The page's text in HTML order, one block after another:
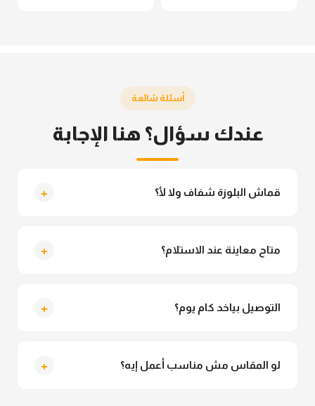
أسئلة شائعة
عندك سؤال؟ هنا الإجابة
قماش البلوزة شفاف ولا لأ؟ +
متاح معاينة عند الاستلام؟ +
التوصيل بياخد كام يوم؟ +
لو المقاس مش مناسب أعمل إيه؟ +